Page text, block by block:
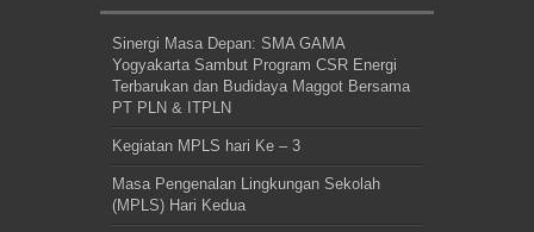
Sinergi Masa Depan: SMA GAMA
Yogyakarta Sambut Program CSR Energi
Terbarukan dan Budidaya Maggot Bersama
PT PLN & ITPLN
Kegiatan MPLS hari Ke – 3
Masa Pengenalan Lingkungan Sekolah
(MPLS) Hari Kedua